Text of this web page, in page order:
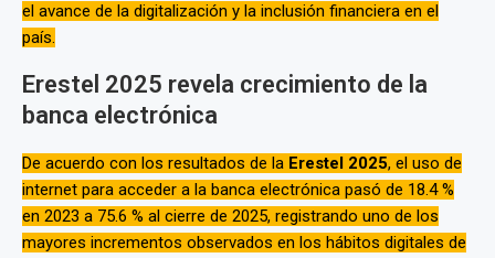
el avance de la digitalización y la inclusión financiera en el
país.
Erestel 2025 revela crecimiento de la
banca electrónica
De acuerdo con los resultados de la Erestel 2025, el uso de
internet para acceder a la banca electrónica pasó de 18.4 %
en 2023 a 75.6 % al cierre de 2025, registrando uno de los
mayores incrementos observados en los hábitos digitales de